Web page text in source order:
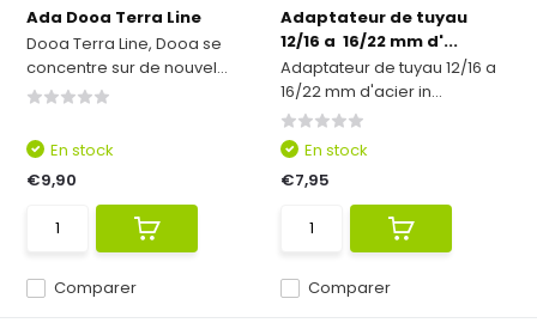
Ada Dooa Terra Line
Dooa Terra Line, Dooa se
concentre sur de nouvel...
Comparer
En stock
€9,90
Adaptateur de tuyau
12/16 a 16/22 mm d'...
Adaptateur de tuyau 12/16 a
16/22 mm d'acier in...
Comparer
En stock
€7,95